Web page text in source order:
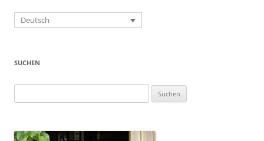
Deutsch
SUCHEN
nach: